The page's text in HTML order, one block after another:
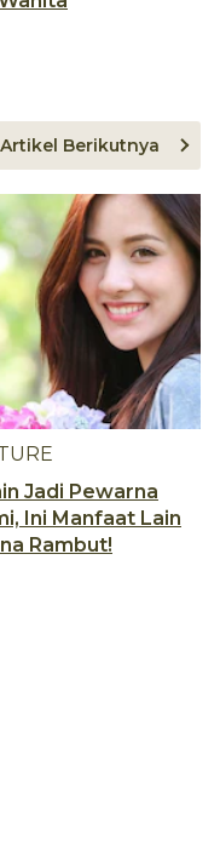
Jadi Pewarna
Ini Manfaat Lain
Rambut!
Artikel Berikutnya